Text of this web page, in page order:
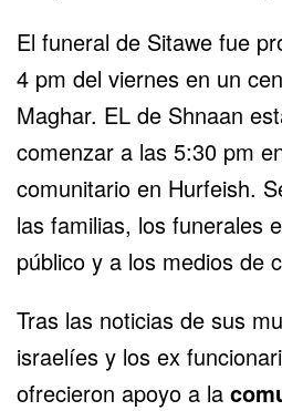
El funeral de Sitawe fue
4 pm del viernes en un
Maghar. EL de Shnaan
comenzar a las 5:30 pm
comunitario en Hurfeish.
las familias, los funerales
público y a los medios de
Tras las noticias de sus
israelíes y los ex
ofrecieron apoyo a la